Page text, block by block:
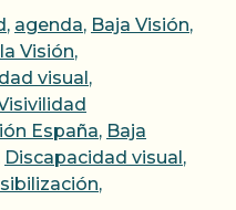
, agenda, Baja Visión,
Visión,
visual ,
España, Baja
Discapacidad visual ,
,